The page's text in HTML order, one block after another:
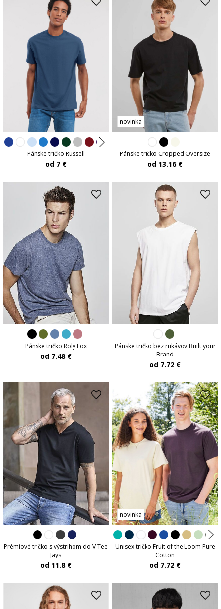
Pánske tričko Russell
od 7 €
novinka
Pánske tričko Cropped Oversize
od 13.16 €
Pánske tričko Roly Fox
od 7.48 €
Pánske tričko bez rukávov Built your
Brand
od 7.72 €
Prémiové tričko s výstrihom do V Tee
Jays
od 11.8 €
novinka
Unisex tričko Fruit of the Loom Pure
Cotton
od 7.72 €